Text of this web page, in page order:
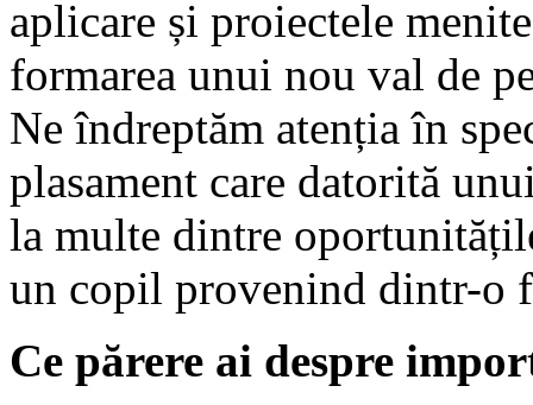
aplicare și proiectele
formarea unui nou val de
Ne îndreptăm atenția în
plasament care datorită
la multe dintre
un copil provenind dintr-o
Ce părere ai despre